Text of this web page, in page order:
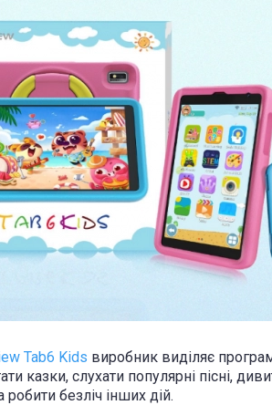
Tab6 Kids виробник виділяє
казки, слухати популярні пісні,
робити безліч інших дій.